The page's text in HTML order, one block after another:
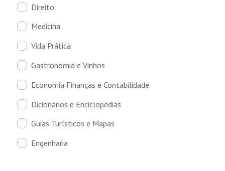
Direito
Medicina
Vida Prática
Gastronomia e Vinhos
Economia Finanças e Contabilidade
Dicionários e Enciclopédias
Guias Turísticos e Mapas
Engenharia